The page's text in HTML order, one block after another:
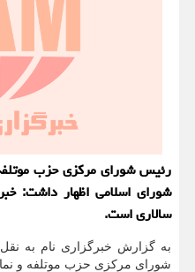
رئیس شورای مركزی حزب
شورای اسلامی اظهار داشت:
سالاری است.
به گزارش خبرگزاری نام به
شورای مرکزی حزب موتلفه و